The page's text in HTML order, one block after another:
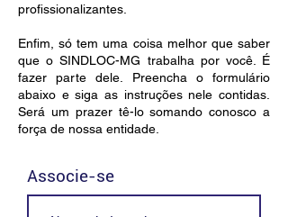
profissionalizantes.
Enfim, só tem uma coisa melhor que saber
que o SINDLOC-MG trabalha por você. É
fazer parte dele. Preencha o formulário
abaixo e siga as instruções nele contidas.
Será um prazer tê-lo somando conosco a
força de nossa entidade.
Associe-se